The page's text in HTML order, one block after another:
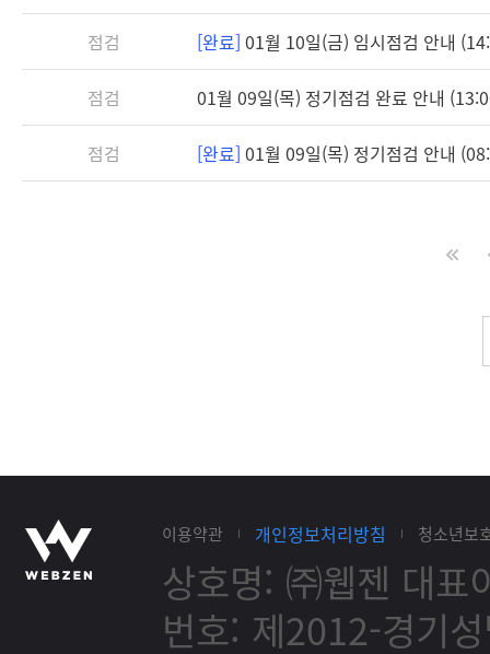
점검 [완료] 01월 10일(금) 임시점검 안내
점검 01월 09일(목) 정기점검 완료 안내
점검 [완료] 01월 09일(목) 정기점검 안내
이용약관 개인정보처리방침 청소년보
상호명: ㈜웹젠 대표
번호: 제2012-경기